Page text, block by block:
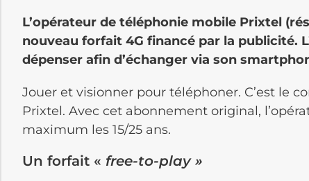
L’opérateur de téléphonie mobile Prixtel
nouveau forfait 4G financé par la publicité.
dépenser afin d’échanger via son
Jouer et visionner pour téléphoner. C’est le
Prixtel. Avec cet abonnement original,
maximum les 15/25 ans.
Un forfait « free-to-play »